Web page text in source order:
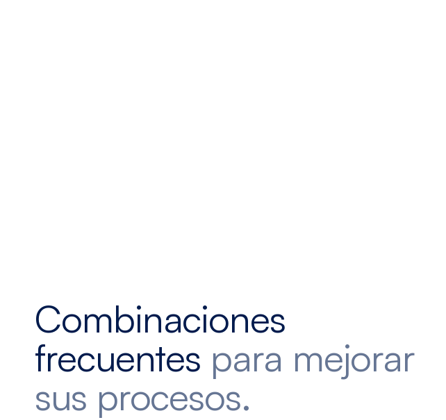
Combinaciones
frecuentes para mejorar
sus procesos.